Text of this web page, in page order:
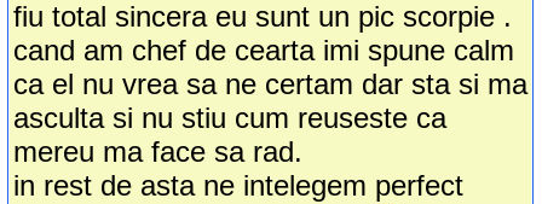
fiu total sincera eu sunt un pic scorpie .
cand am chef de cearta imi spune calm
ca el nu vrea sa ne certam dar sta si ma
asculta si nu stiu cum reuseste ca
mereu ma face sa rad.
in rest de asta ne intelegem perfect